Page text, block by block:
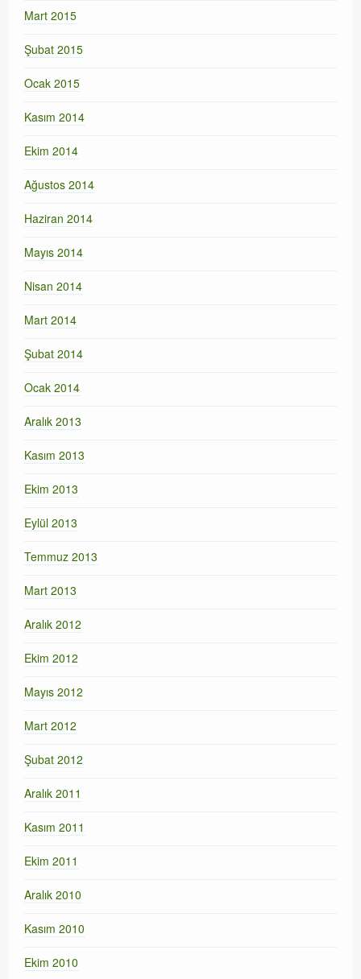
Mart 2015
Şubat 2015
Ocak 2015
Kasım 2014
Ekim 2014
Ağustos 2014
Haziran 2014
Mayıs 2014
Nisan 2014
Mart 2014
Şubat 2014
Ocak 2014
Aralık 2013
Kasım 2013
Ekim 2013
Eylül 2013
Temmuz 2013
Mart 2013
Aralık 2012
Ekim 2012
Mayıs 2012
Mart 2012
Şubat 2012
Aralık 2011
Kasım 2011
Ekim 2011
Aralık 2010
Kasım 2010
Ekim 2010